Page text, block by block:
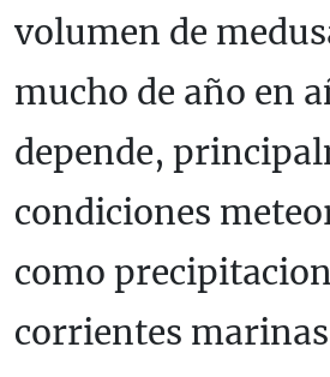
volumen de
mucho de año en
depende,
condiciones
como
corrientes